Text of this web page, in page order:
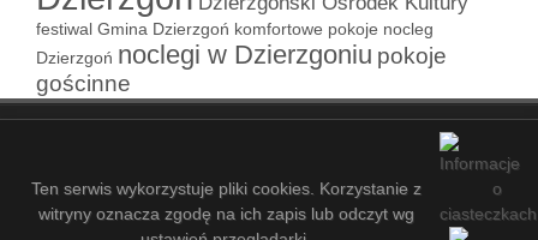
festiwal Gmina Dzierzgoń komfortowe pokoje nocleg
Dzierzgoń noclegi w Dzierzgoniu pokoje
gościnne
COPYRIGHT © 2021-2026 - DZIERZGOŃSKI OŚRODEK KULTURY
Ten serwis wykorzystuje pliki cookies. Korzystanie z
witryny oznacza zgodę na ich zapis lub odczyt wg